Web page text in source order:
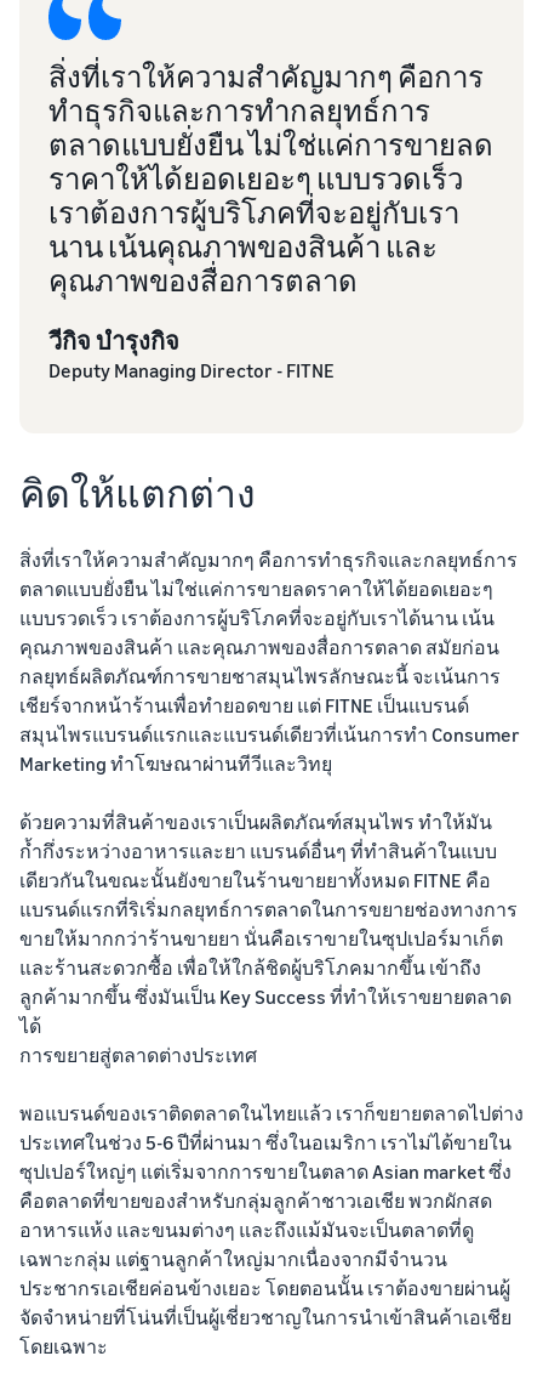
สิ่งที่เราให้ความสำคัญมากๆ คือการ
ทำธุรกิจและการทำกลยุทธ์การ
ตลาดแบบยั่งยืน ไม่ใช่แค่การขายลด
ราคาให้ได้ยอดเยอะๆ แบบรวดเร็ว
เราต้องการผู้บริโภคที่จะอยู่กับเรา
นาน เน้นคุณภาพของสินค้า และ
คุณภาพของสื่อการตลาด
วีกิจ บำรุงกิจ
Deputy Managing Director - FITNE
คิดให้แตกต่าง
สิ่งที่เราให้ความสำคัญมากๆ คือการทำธุรกิจและกลยุทธ์การ
ตลาดแบบยั่งยืน ไม่ใช่แค่การขายลดราคาให้ได้ยอดเยอะๆ
แบบรวดเร็ว เราต้องการผู้บริโภคที่จะอยู่กับเราได้นาน เน้น
คุณภาพของสินค้า และคุณภาพของสื่อการตลาด สมัยก่อน
กลยุทธ์ผลิตภัณฑ์การขายชาสมุนไพรลักษณะนี้ จะเน้นการ
เชียร์จากหน้าร้านเพื่อทำยอดขาย แต่ FITNE เป็นแบรนด์
สมุนไพรแบรนด์แรกและแบรนด์เดียวที่เน้นการทำ Consumer
Marketing ทำโฆษณาผ่านทีวีและวิทยุ
ด้วยความที่สินค้าของเราเป็นผลิตภัณฑ์สมุนไพร ทำให้มัน
ก้ำกึ่งระหว่างอาหารและยา แบรนด์อื่นๆ ที่ทำสินค้าในแบบ
เดียวกันในขณะนั้นยังขายในร้านขายยาทั้งหมด FITNE คือ
แบรนด์แรกที่ริเริ่มกลยุทธ์การตลาดในการขยายช่องทางการ
ขายให้มากกว่าร้านขายยา นั่นคือเราขายในซุปเปอร์มาเก็ต
และร้านสะดวกซื้อ เพื่อให้ใกล้ชิดผู้บริโภคมากขึ้น เข้าถึง
ลูกค้ามากขึ้น ซึ่งมันเป็น Key Success ที่ทำให้เราขยายตลาด
ได้
การขยายสู่ตลาดต่างประเทศ
พอแบรนด์ของเราติดตลาดในไทยแล้ว เราก็ขยายตลาดไปต่าง
ประเทศในช่วง 5-6 ปีที่ผ่านมา ซึ่งในอเมริกา เราไม่ได้ขายใน
ซุปเปอร์ใหญ่ๆ แต่เริ่มจากการขายในตลาด Asian market ซึ่ง
คือตลาดที่ขายของสำหรับกลุ่มลูกค้าชาวเอเชีย พวกผักสด
อาหารแห้ง และขนมต่างๆ และถึงแม้มันจะเป็นตลาดที่ดู
เฉพาะกลุ่ม แต่ฐานลูกค้าใหญ่มากเนื่องจากมีจำนวน
ประชากรเอเชียค่อนข้างเยอะ โดยตอนนั้น เราต้องขายผ่านผู้
จัดจำหน่ายที่โน่นที่เป็นผู้เชี่ยวชาญในการนำเข้าสินค้าเอเชีย
โดยเฉพาะ